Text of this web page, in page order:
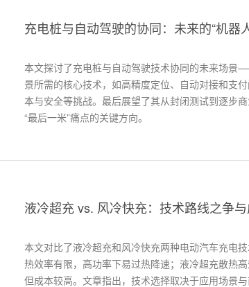
充电桩与自动驾驶的协同：未来的“机器
本文探讨了充电桩与自动驾驶技术协同的未来场景
景所需的核心技术，如高精度定位、自动对接和支
本与安全等挑战。最后展望了其从封闭测试到逐步
“最后一米”痛点的关键方向。
液冷超充 vs. 风冷快充：技术路线之争
本文对比了液冷超充和风冷快充两种电动汽车充电
热效率有限，高功率下易过热降速；液冷超充散热
但成本较高。文章指出，技术选择取决于应用场景